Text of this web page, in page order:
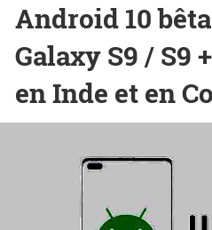
Android 10
Galaxy S9 / S9
en Inde et en